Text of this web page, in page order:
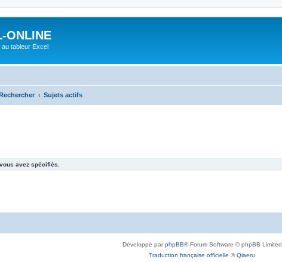
ONLINE
au tableur Excel
Sujets actifs
avez spécifiés.
Développé parphpBB® Forum Software © phpBB Limited
Traduction française officielle ©Qiaeru